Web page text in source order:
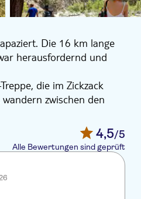
Die 16 km lange
herausfordernd und
die im Zickzack
zwischen den
Kri-Ziegen Kretas. Der
Meter hohen Wände nur
liegen - ein Bad
Boot entlang der Küste
4,5/5
Alle Bewertungen sind geprüft